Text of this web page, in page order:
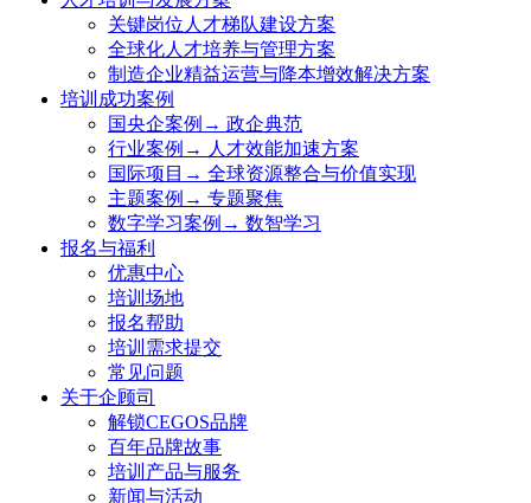
关键岗位人才梯队建设方案
全球化人才培养与管理方案
制造企业精益运营与降本增效解决方案
培训成功案例
国央企案例→ 政企典范
行业案例→ 人才效能加速方案
国际项目→ 全球资源整合与价值实现
主题案例→ 专题聚焦
数字学习案例→ 数智学习
报名与福利
优惠中心
培训场地
报名帮助
培训需求提交
常见问题
关于企顾司
解锁CEGOS品牌
百年品牌故事
培训产品与服务
新闻与活动